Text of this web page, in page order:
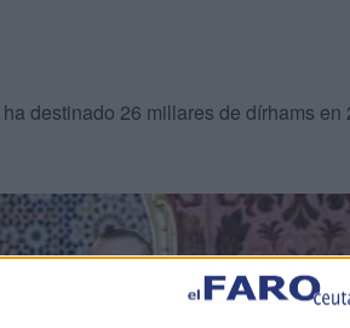
destinado 26 millares de dírhams en